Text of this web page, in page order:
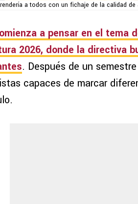
a todos con un fichaje de la calidad de
a pensar en el tema
2026, donde la directiva
. Después de un
capaces de marcar